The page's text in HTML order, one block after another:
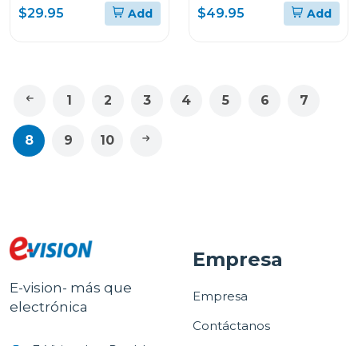
DEPORTIVOS CON
CABLE
$29.95 Add
TRUE WIRELESS CON
CANCELACIÓN DE
$49.95 Add
1 2 3 4 5 6 7
8 9 10
E-vision- más que
electrónica
Empresa
Empresa
Contáctanos